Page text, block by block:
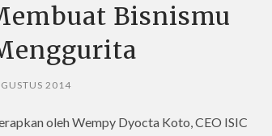
Bisnismu
2014
oleh Wempy Dyocta Koto, CEO ISIC